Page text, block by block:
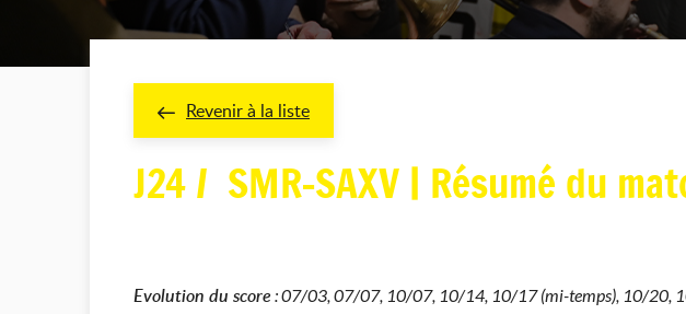
Revenir à la liste
J24 / SMR-SAXV | Résumé du
Evolution du score : 07/03, 07/07, 10/07, 10/14, 10/17 (mi-temps), 10/20,